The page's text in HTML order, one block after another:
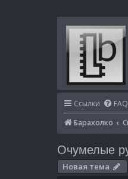
Ссылки FAQ
Барахолко
Очумелые
Новая тема